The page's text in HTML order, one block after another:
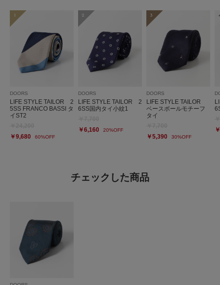
1
DOORS
LIFE STYLE TAILOR 2
5SS FRANCO BASSI タ
イST2
￥9,680
60%OFF
2
DOORS
LIFE STYLE TAILOR 2
6SS国内タイ小紋1
￥6,160
20%OFF
3
DOORS
LIFE STYLE TAILOR
ベースボールモチーフ
タイ
￥5,390
30%OFF
チェックした商品